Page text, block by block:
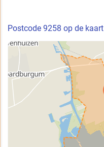
Postcode 9258 op de kaart